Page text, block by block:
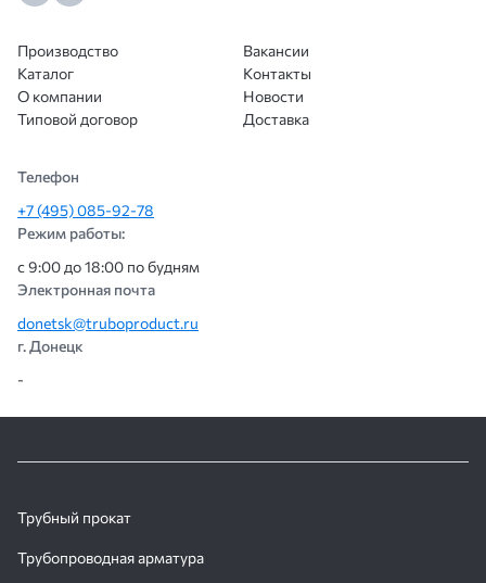
Производство
Каталог
О компании
Типовой договор
Вакансии
Контакты
Новости
Доставка
Телефон
+7 (495) 085-92-78
Режим работы:
с 9:00 до 18:00 по будням
Электронная почта
donetsk@truboproduct.ru
г. Донецк
-
Трубный прокат
Трубопроводная арматура